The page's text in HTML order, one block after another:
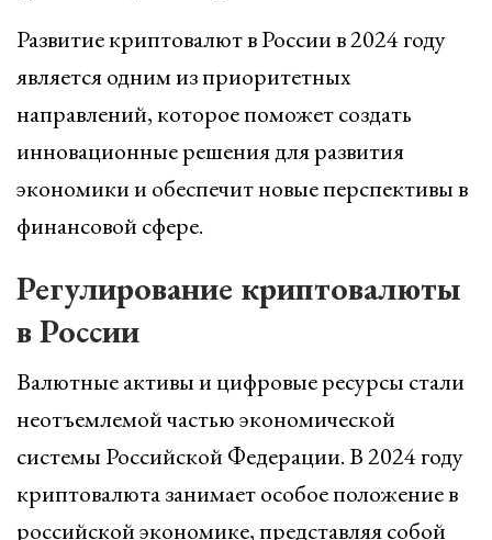
Развитие криптовалют в России в 2024 году
является одним из приоритетных
направлений, которое поможет создать
инновационные решения для развития
экономики и обеспечит новые перспективы в
финансовой сфере.
Регулирование криптовалюты
в России
Валютные активы и цифровые ресурсы стали
неотъемлемой частью экономической
системы Российской Федерации. В 2024 году
криптовалюта занимает особое положение в
российской экономике, представляя собой